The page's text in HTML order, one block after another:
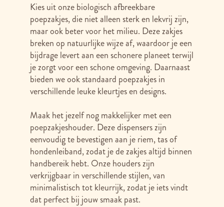
Kies uit onze biologisch afbreekbare
poepzakjes, die niet alleen sterk en lekvrij zijn,
maar ook beter voor het milieu. Deze zakjes
breken op natuurlijke wijze af, waardoor je een
bijdrage levert aan een schonere planeet terwijl
je zorgt voor een schone omgeving. Daarnaast
bieden we ook standaard poepzakjes in
verschillende leuke kleurtjes en designs.
Maak het jezelf nog makkelijker met een
poepzakjeshouder. Deze dispensers zijn
eenvoudig te bevestigen aan je riem, tas of
hondenleiband, zodat je de zakjes altijd binnen
handbereik hebt. Onze houders zijn
verkrijgbaar in verschillende stijlen, van
minimalistisch tot kleurrijk, zodat je iets vindt
dat perfect bij jouw smaak past.